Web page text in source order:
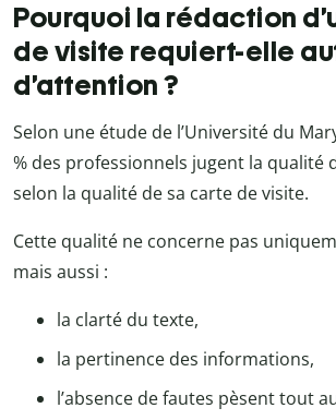
Pourquoi la rédaction
de visite requiert-elle
d’attention ?
Selon une étude de l’Université du
% des professionnels jugent la qualité
selon la qualité de sa carte de visite.
Cette qualité ne concerne pas
mais aussi :
la clarté du texte,
la pertinence des informations,
l’absence de fautes pèsent tout